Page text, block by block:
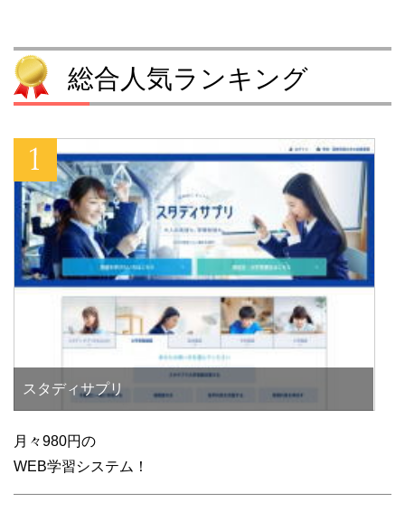
総合人気ランキング
スタディサプリ
月々980円の
WEB学習システム！